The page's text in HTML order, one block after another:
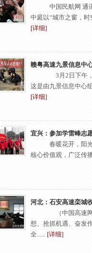
中国民航网 通
中庭以“城市之窗，
[详细]
赣粤高速九景信息中
3月2日下午，
这是由九景信息中心
[详细]
宜兴：参加学雷峰志
春暖花开，阳
核心价值观，广泛传
河北：石安高速栾城
（中国高速网
想、抢抓机遇、奋发
全...... [详细]